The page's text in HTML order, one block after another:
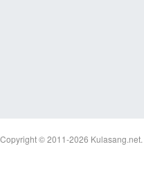
Copyright © 2011-2026 Kulasang.net.